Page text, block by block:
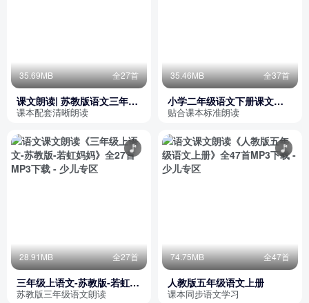
35.69MB 全27首
课文朗读| 苏教版语文三年下
册
课本配套清晰朗读
35.46MB 全37首
小学二年级语文下册课文朗
读
贴合课本标准朗读
28.91MB 全27首
三年级上语文-苏教版-若虹妈
妈
苏教版三年级语文朗读
74.75MB 全47首
人教版五年级语文上册
课本同步语文学习